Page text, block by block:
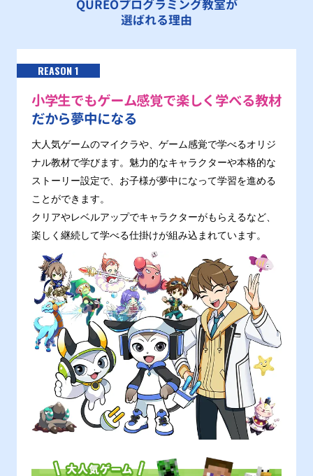
QUREOプログラミング教室が
選ばれる理由
REASON 1
小学生でもゲーム感覚で楽しく学べる教材
だから夢中になる
大人気ゲームのマイクラや、ゲーム感覚で学べるオリジ
ナル教材で学びます。魅力的なキャラクターや本格的な
ストーリー設定で、お子様が夢中になって学習を進める
ことができます。
クリアやレベルアップでキャラクターがもらえるなど、
楽しく継続して学べる仕掛けが組み込まれています。